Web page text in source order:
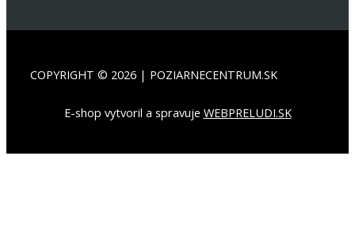
COPYRIGHT © 2026 | POZIARNECENTRUM.SK
E-shop vytvoril a spravuje WEBPRELUDI.SK